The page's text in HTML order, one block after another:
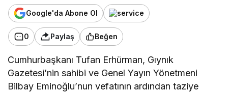
Google'da Abone Ol
0 Paylaş Beğen
Cumhurbaşkanı Tufan Erhürman, Gıynık
Gazetesi’nin sahibi ve Genel Yayın Yönetmeni
Bilbay Eminoğlu’nun vefatının ardından taziye